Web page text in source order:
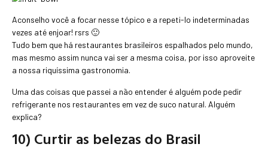
Aconselho você a focar nesse tópico e a repeti-lo indeterminadas
vezes até enjoar! rsrs 🙂
Tudo bem que há restaurantes brasileiros espalhados pelo mundo,
mas mesmo assim nunca vai ser a mesma coisa, por isso aproveite
a nossa riquíssima gastronomia.
Uma das coisas que passei a não entender é alguém pode pedir
refrigerante nos restaurantes em vez de suco natural. Alguém
explica?
10) Curtir as belezas do Brasil